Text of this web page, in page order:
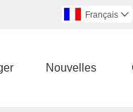
Français 
Nouvelles